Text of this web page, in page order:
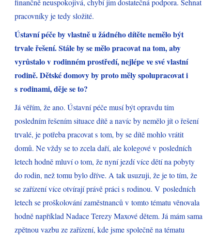
finančně neuspokojivá, chybí jim dostatečná podpora. Sehnat
pracovníky je tedy složité.
Ústavní péče by vlastně u žádného dítěte nemělo být
trvale řešení. Stále by se mělo pracovat na tom, aby
vyrůstalo v rodinném prostředí, nejlépe ve své vlastní
rodině. Dětské domovy by proto měly spolupracovat i
s rodinami, děje se to?
Já věřím, že ano. Ústavní péče musí být opravdu tím
posledním řešením situace dítě a navíc by nemělo jít o řešení
trvalé, je potřeba pracovat s tom, by se dítě mohlo vrátit
domů. Ne vždy se to zcela daří, ale kolegové v posledních
letech hodně mluví o tom, že nyní jezdí více dětí na pobyty
do rodin, než tomu bylo dříve. A tak usuzuji, že je to tím, že
se zařízení více otvírají právě práci s rodinou. V posledních
letech se proškolování zaměstnanců v tomto tématu věnovala
hodně například Nadace Terezy Maxové dětem. Já mám sama
zpětnou vazbu ze zařízení, kde jsme společně na tématu